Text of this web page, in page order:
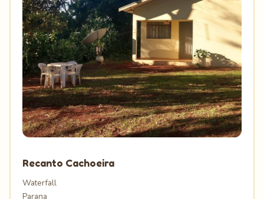
Recanto Cachoeira
Waterfall
Parana